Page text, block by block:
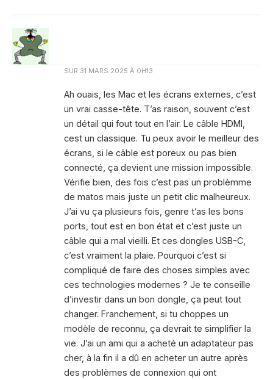
SUR 31 MARS 2025 À 0H13
Ah ouais, les Mac et les écrans externes, c’est
un vrai casse-tête. T’as raison, souvent c’est
un détail qui fout tout en l’air. Le câble HDMI,
cest un classique. Tu peux avoir le meilleur des
écrans, si le câble est poreux ou pas bien
connecté, ça devient une mission impossible.
Vérifie bien, des fois c’est pas un problèmme
de matos mais juste un petit clic malheureux.
J’ai vu ça plusieurs fois, genre t’as les bons
ports, tout est en bon état et c’est juste un
câble qui a mal vieilli. Et ces dongles USB-C,
c’est vraiment la plaie. Pourquoi c’est si
compliqué de faire des choses simples avec
ces technologies modernes ? Je te conseille
d’investir dans un bon dongle, ça peut tout
changer. Franchement, si tu choppes un
modèle de reconnu, ça devrait te simplifier la
vie. J’ai un ami qui a acheté un adaptateur pas
cher, à la fin il a dû en acheter un autre après
des problèmes de connexion qui ont